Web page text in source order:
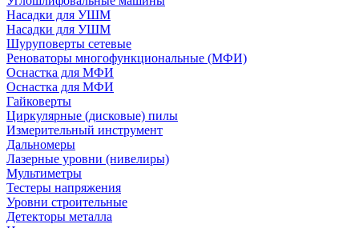
Насадки для УШМ
Насадки для УШМ
Шуруповерты сетевые
Реноваторы многофункциональные (МФИ)
Оснастка для МФИ
Оснастка для МФИ
Гайковерты
Циркулярные (дисковые) пилы
Измерительный инструмент
Дальномеры
Лазерные уровни (нивелиры)
Мультиметры
Тестеры напряжения
Уровни строительные
Детекторы металла